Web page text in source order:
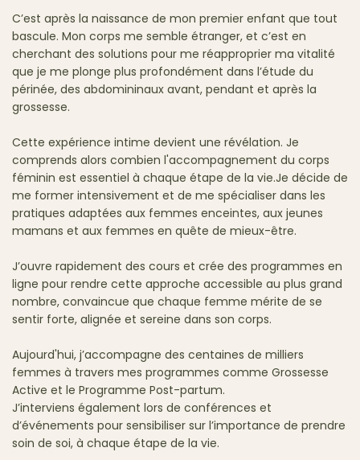
C’est après la naissance de mon premier enfant que tout
bascule. Mon corps me semble étranger, et c’est en
cherchant des solutions pour me réapproprier ma vitalité
que je me plonge plus profondément dans l’étude du
périnée, des abdomininaux avant, pendant et après la
grossesse.
Cette expérience intime devient une révélation. Je
comprends alors combien l'accompagnement du corps
féminin est essentiel à chaque étape de la vie.Je décide de
me former intensivement et de me spécialiser dans les
pratiques adaptées aux femmes enceintes, aux jeunes
mamans et aux femmes en quête de mieux-être.
J’ouvre rapidement des cours et crée des programmes en
ligne pour rendre cette approche accessible au plus grand
nombre, convaincue que chaque femme mérite de se
sentir forte, alignée et sereine dans son corps.
Aujourd'hui, j’accompagne des centaines de milliers
femmes à travers mes programmes comme Grossesse
Active et le Programme Post-partum.
J’interviens également lors de conférences et
d’événements pour sensibiliser sur l’importance de prendre
soin de soi, à chaque étape de la vie.